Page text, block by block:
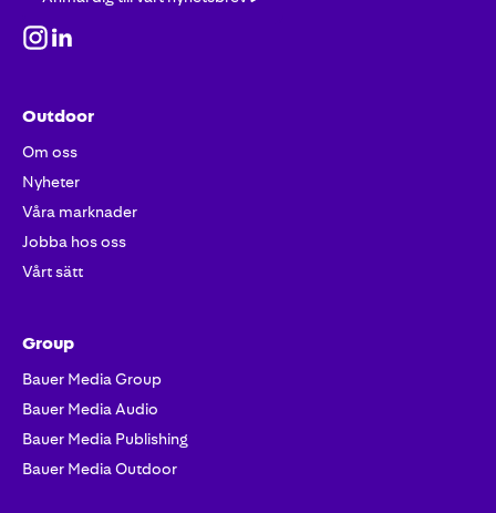
dig
till
vårt
Outdoor
Om oss
Nyheter
Våra marknader
Jobba hos oss
Vårt sätt
Group
Bauer Media Group
Bauer Media Audio
Bauer Media Publishing
Bauer Media Outdoor